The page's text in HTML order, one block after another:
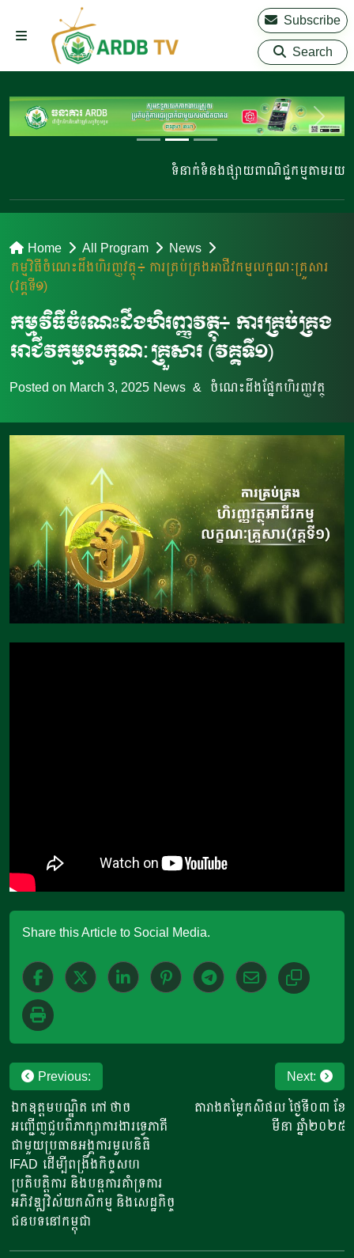
Subscribe
Search
ទំនាក់ទំនងផ្សាយពាណិជ្ជកម្មតាមរយៈ
Home All Program
News
កម្មវិធីចំណេះដឹងហិរញ្ញវត្ថុ៖ ការគ្រប់គ្រងអាជីវកម្មលក្ខណៈគ្រួសារ
(វគ្គទី១)
កម្មវិធីចំណេះដឹងហិរញ្ញវត្ថុ៖ ការគ្រប់គ្រង
អាជីវកម្មលក្ខណៈគ្រួសារ (វគ្គទី១)
Posted on March 3, 2025 News & ចំណេះដឹងផ្នែកហិរញ្ញវត្ថុ
Share this Article to Social Media.
Post
navigation
Previous:
ឯកឧត្តមបណ្ឌិត កៅ ថាច
អញ្ជើញជួបពិភាក្សាការងារទ្វេភាគី
ជាមួយប្រធានអង្គការមូលនិធិ
IFAD ដើម្បីពង្រឹងកិច្ចសហ
ប្រតិបត្តិការ និងបន្តការគាំទ្រការ
អភិវឌ្ឍវិស័យកសិកម្ម និងសេដ្ឋកិច្ច
ជនបទនៅកម្ពុជា
Next:
តារាងតម្លៃកសិផល ថ្ងៃទី០៣ ខែ
មីនា ឆ្នាំ២០២៥